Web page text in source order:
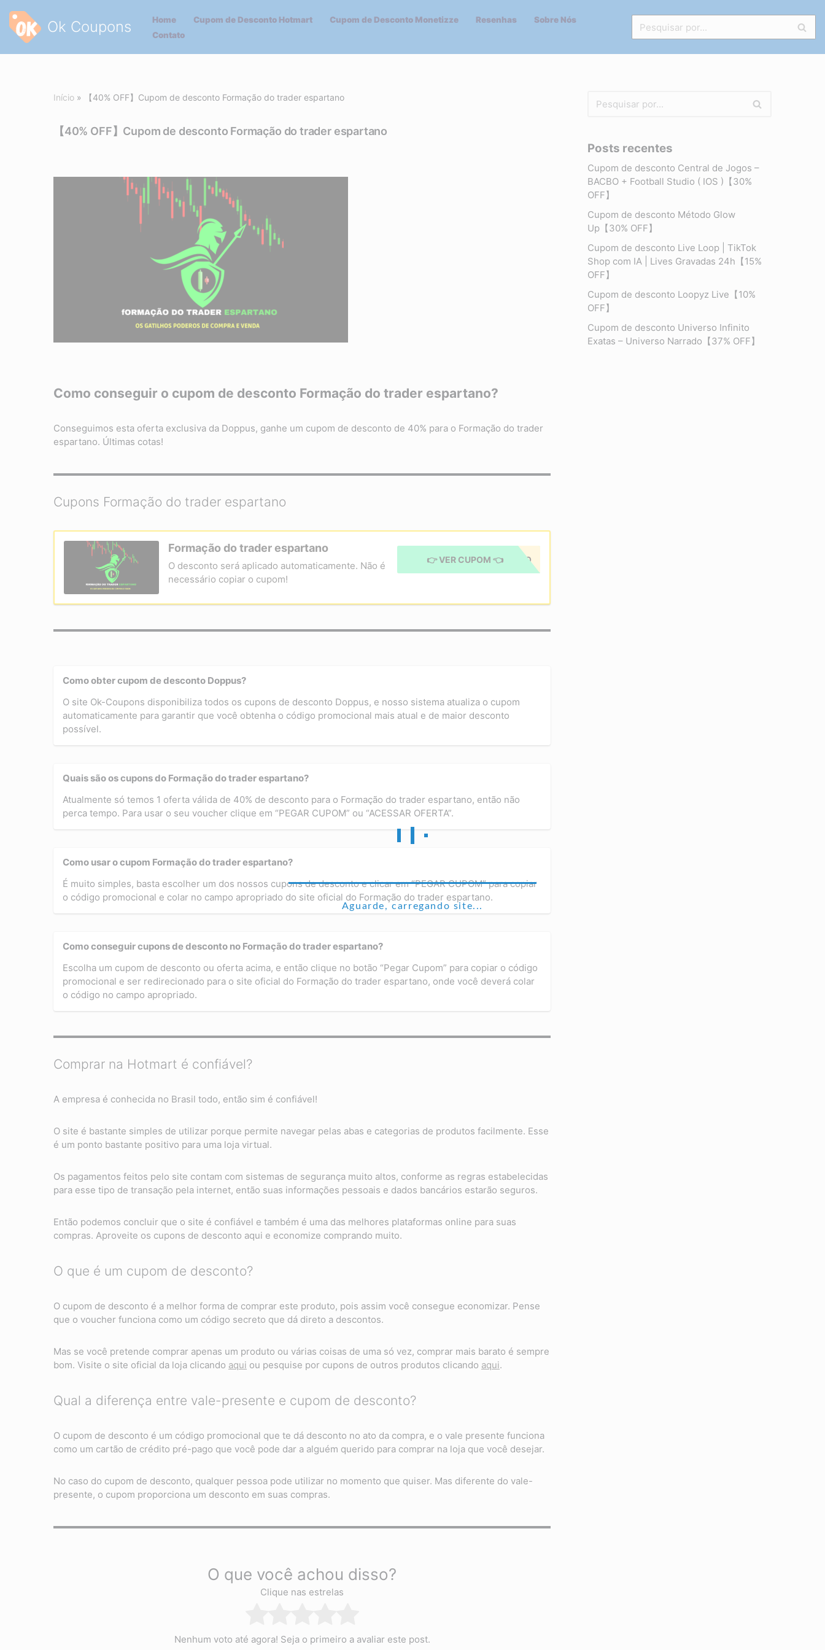
Aguarde, carregando site...
Pular
para
Ok Coupons Home Cupom de Desconto Hotmart Cupom de Desconto Monetizze Resenhas
Sobre Nós
Contato
Início » 【40% OFF】Cupom de desconto Formação do trader espartano
【40% OFF】Cupom de desconto Formação do trader espartano
Como conseguir o cupom de desconto Formação do trader espartano?
Conseguimos esta oferta exclusiva da Doppus, ganhe um cupom de desconto de 40% para o Formação do trader
espartano. Últimas cotas!
Cupons Formação do trader espartano
Formação do trader espartano
O desconto será aplicado automaticamente. Não é
necessário copiar o cupom!
CUPOM APLICADO
👉 VER CUPOM 👈
Como obter cupom de desconto Doppus?
O site Ok-Coupons disponibiliza todos os cupons de desconto Doppus, e nosso sistema atualiza o cupom
automaticamente para garantir que você obtenha o código promocional mais atual e de maior desconto
possível.
Quais são os cupons do Formação do trader espartano?
Atualmente só temos 1 oferta válida de 40% de desconto para o Formação do trader espartano, então não
perca tempo. Para usar o seu voucher clique em “PEGAR CUPOM” ou “ACESSAR OFERTA”.
Como usar o cupom Formação do trader espartano?
É muito simples, basta escolher um dos nossos cupons de desconto e clicar em “PEGAR CUPOM” para copiar
o código promocional e colar no campo apropriado do site oficial do Formação do trader espartano.
Como conseguir cupons de desconto no Formação do trader espartano?
Escolha um cupom de desconto ou oferta acima, e então clique no botão “Pegar Cupom” para copiar o código
promocional e ser redirecionado para o site oficial do Formação do trader espartano, onde você deverá colar
o código no campo apropriado.
Comprar na Hotmart é confiável?
A empresa é conhecida no Brasil todo, então sim é confiável!
O site é bastante simples de utilizar porque permite navegar pelas abas e categorias de produtos facilmente. Esse
é um ponto bastante positivo para uma loja virtual.
Os pagamentos feitos pelo site contam com sistemas de segurança muito altos, conforme as regras estabelecidas
para esse tipo de transação pela internet, então suas informações pessoais e dados bancários estarão seguros.
Então podemos concluir que o site é confiável e também é uma das melhores plataformas online para suas
compras. Aproveite os cupons de desconto aqui e economize comprando muito.
O que é um cupom de desconto?
O cupom de desconto é a melhor forma de comprar este produto, pois assim você consegue economizar. Pense
que o voucher funciona como um código secreto que dá direto a descontos.
Mas se você pretende comprar apenas um produto ou várias coisas de uma só vez, comprar mais barato é sempre
bom. Visite o site oficial da loja clicando aqui ou pesquise por cupons de outros produtos clicando aqui.
Qual a diferença entre vale-presente e cupom de desconto?
O cupom de desconto é um código promocional que te dá desconto no ato da compra, e o vale presente funciona
como um cartão de crédito pré-pago que você pode dar a alguém querido para comprar na loja que você desejar.
No caso do cupom de desconto, qualquer pessoa pode utilizar no momento que quiser. Mas diferente do vale-
presente, o cupom proporciona um desconto em suas compras.
O que você achou disso?
Clique nas estrelas
Nenhum voto até agora! Seja o primeiro a avaliar este post.
Posts recentes
Cupom de desconto Central de Jogos –
BACBO + Football Studio ( IOS )【30%
OFF】
Cupom de desconto Método Glow
Up【30% OFF】
Cupom de desconto Live Loop | TikTok
Shop com IA | Lives Gravadas 24h【15%
OFF】
Cupom de desconto Loopyz Live【10%
OFF】
Cupom de desconto Universo Infinito
Exatas – Universo Narrado【37% OFF】